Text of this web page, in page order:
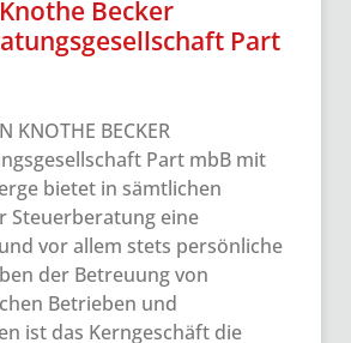
Becker
Part
KNOTHE BECKER
Part mbB mit
bietet in sämtlichen
Steuerberatung eine
vor allem stets persönliche
der Betreuung von
Betrieben und
ist das Kerngeschäft die